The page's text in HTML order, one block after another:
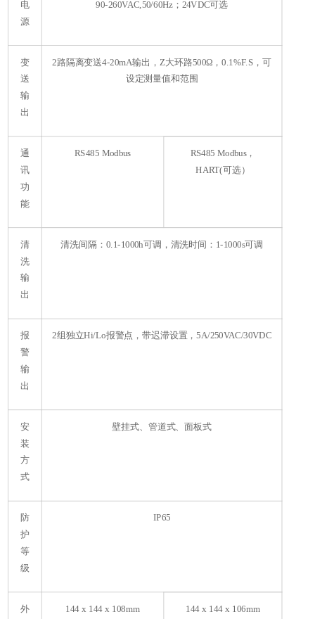
电
源
90-260VAC,50/60Hz；24VDC可选
变
送
输
出
2路隔离变送4-20mA输出，Z大环路500Ω，0.1%F.S，可
设定测量值和范围
通
讯
功
能
RS485 Modbus
RS485 Modbus，
HART(可选）
清
洗
输
出
清洗间隔：0.1-1000h可调，清洗时间：1-1000s可调
报
警
输
出
2组独立Hi/Lo报警点，带迟滞设置，5A/250VAC/30VDC
安
装
方
式
壁挂式、管道式、面板式
防
护
等
级
IP65
外 144 x 144 x 108mm 144 x 144 x 106mm